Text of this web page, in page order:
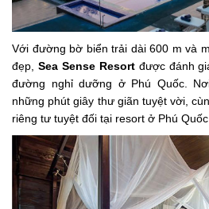
Với đường bờ biển trải dài 600 m và
đẹp, Sea Sense Resortđược đánh
đường nghỉ dưỡng ở Phú Quốc.
những phút giây thư giãn tuyệt vời,
riêng tư tuyệt đối tại resort ở Phú